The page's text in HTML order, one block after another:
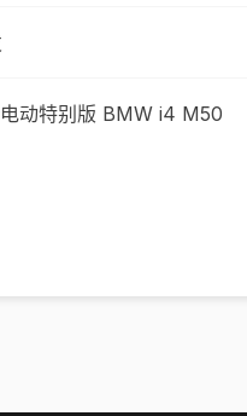
动特别版 BMW i4 M50